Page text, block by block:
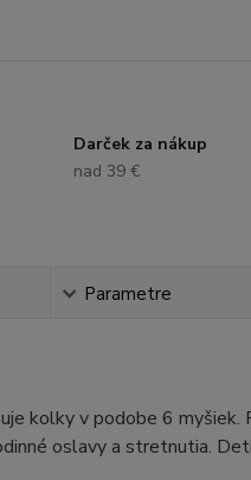
Darček za nákup
nad 39 €
Parametre
kolky v podobe 6
oslavy a stretnutia.